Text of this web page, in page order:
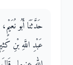
حَدَّثَنَا أَبُو
عَبْدِ اللَّهِ بْنِ